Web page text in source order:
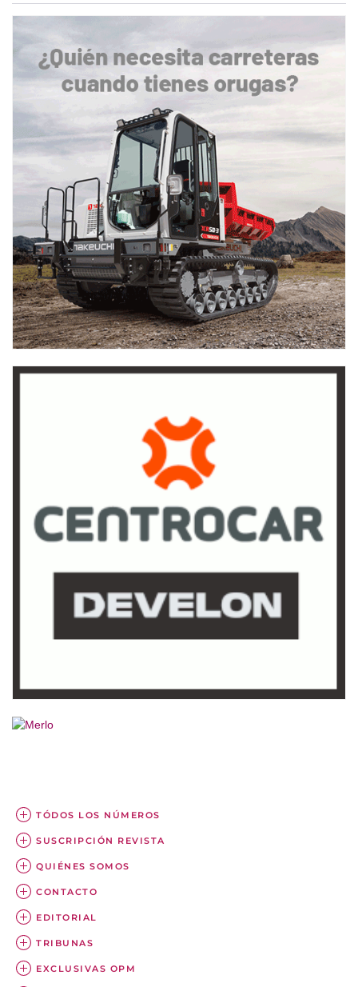
TÓDOS LOS NÚMEROS
SUSCRIPCIÓN REVISTA
QUIÉNES SOMOS
CONTACTO
EDITORIAL
TRIBUNAS
EXCLUSIVAS OPM